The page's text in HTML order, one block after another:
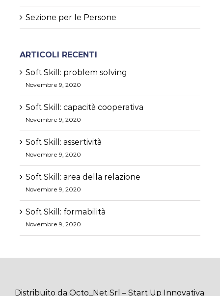
Sezione per le Persone
ARTICOLI RECENTI
Soft Skill: problem solving
Novembre 9, 2020
Soft Skill: capacità cooperativa
Novembre 9, 2020
Soft Skill: assertività
Novembre 9, 2020
Soft Skill: area della relazione
Novembre 9, 2020
Soft Skill: formabilità
Novembre 9, 2020
Distribuito da Octo_Net Srl – Start Up Innovativa